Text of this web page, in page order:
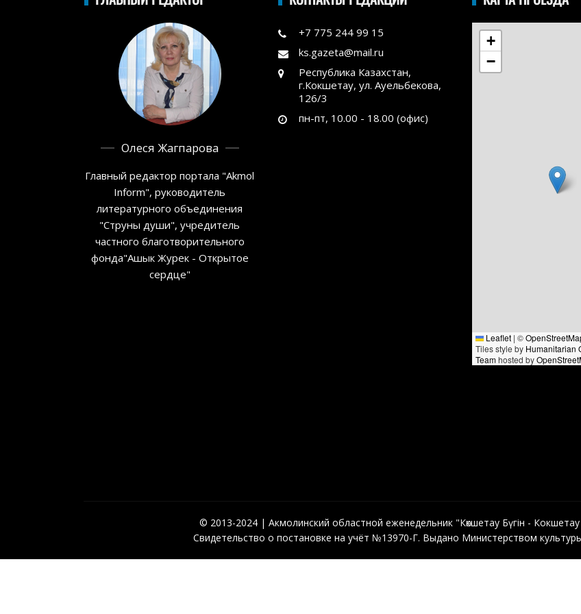
Олеся Жагпарова
Главный редактор портала "Akmol
Inform", руководитель
литературного объединения
"Струны души", учредитель
частного благотворительного
фонда"Ашык Журек - Открытое
сердце"
+7 775 244 99 15
ks.gazeta@mail.ru
Республика Казахстан,
г.Кокшетау, ул. Ауельбекова,
126/3
пн-пт, 10.00 - 18.00 (офис)
+
−
Leaflet | ©
Tiles style by Humanitarian
Teamhosted by
© 2013-2024 | Акмолинский областной еженедельник "Көкшетау Бүгін -
Свидетельство о постановке на учёт №13970-Г. Выдано Министерством